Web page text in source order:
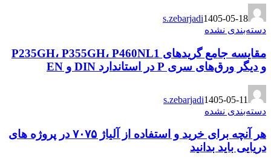
s.zebarjadi1405-05-18
دسته‌بندی نشده
مقایسه جامع گریدهای P235GH، P355GH، P460NL1
و دیگر ورق‌های سری P در استاندارد DIN و EN
s.zebarjadi1405-05-11
دسته‌بندی نشده
هر آنچه برای خرید و استفاده از آلیاژ ۷۰۷۵ در پروژه های
دریایی باید بدانید